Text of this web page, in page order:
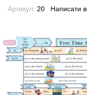
Артикул: 20 Написати